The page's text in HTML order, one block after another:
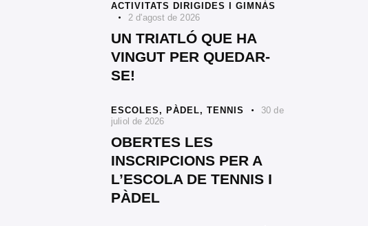
ACTIVITATS DIRIGIDES I GIMNÀS
2 d'agost de 2026
UN TRIATLÓ QUE HA
VINGUT PER QUEDAR-
SE!
ESCOLES, PÀDEL,TENNIS
30 de
juliol de 2026
OBERTES LES
INSCRIPCIONS PER A
L’ESCOLA DE TENNIS I
PÀDEL